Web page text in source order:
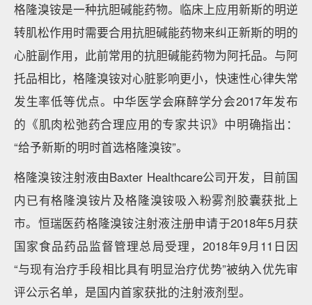
格隆溴铵是一种抗胆碱能药物。临床上应用新斯的明逆
转肌松作用时需要合用抗胆碱能药物来纠正新斯的明的
心脏副作用，此前常用的抗胆碱能药物为阿托品。与阿
托品相比，格隆溴铵对心脏影响更小，快速性心律失常
发生率低等优点。中华医学会麻醉学分会2017年发布
的《肌肉松弛药合理应用的专家共识》中明确指出：
“给予新斯的明时首选格隆溴铵”。
格隆溴铵注射液由Baxter Healthcare公司开发，目前国
内已有格隆溴铵片及格隆溴铵吸入粉雾剂胶囊获批上
市。恒瑞医药格隆溴铵注射液注册申请于2018年5月获
国家食品药品监督管理总局受理，2018年9月11日因
“与现有治疗手段相比具有明显治疗优势”被纳入优先审
评公示名单，是国内首家获批的注射液剂型。